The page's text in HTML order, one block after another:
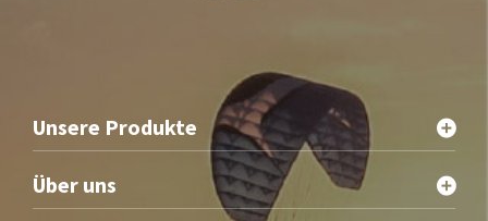
Unsere Produkte
Über uns